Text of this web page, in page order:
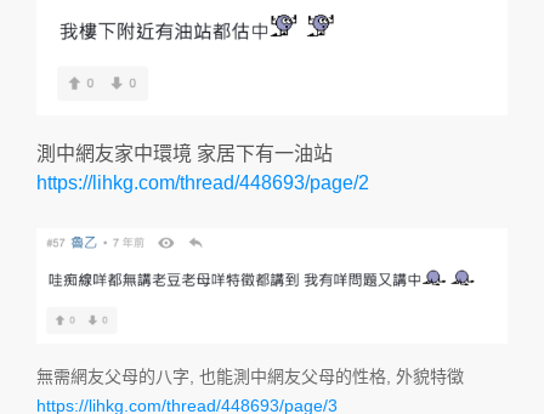
測中網友家中環境 家居下有一油站
https://lihkg.com/thread/448693/page/2
無需網友父母的八字, 也能測中網友父母的性格, 外貌特徵
https://lihkg.com/thread/448693/page/3